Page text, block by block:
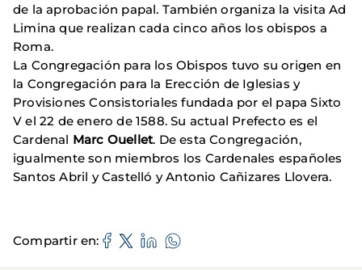
de la aprobación papal. También organiza la visita Ad
Limina que realizan cada cinco años los obispos a
Roma.
La Congregación para los Obispos tuvo su origen en
la Congregación para la Erección de Iglesias y
Provisiones Consistoriales fundada por el papa Sixto
V el 22 de enero de 1588. Su actual Prefecto es el
Cardenal Marc Ouellet. De esta Congregación,
igualmente son miembros los Cardenales españoles
Santos Abril y Castelló y Antonio Cañizares Llovera.
Compartir en